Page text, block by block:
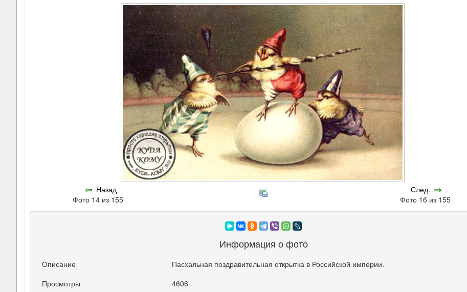
Назад
Фото 14 из 155
След.
Фото 16 из 155
Информация о фото
Описание
Пасхальная поздравительная открытка в Российской империи.
Просмотры
4606